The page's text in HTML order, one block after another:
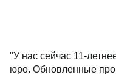
"У нас сейчас 11-
юро. Обновленные